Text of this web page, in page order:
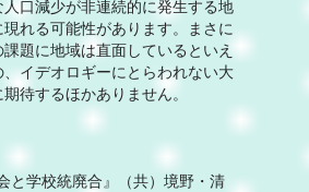
口減少が非連続的に発生する地
れる可能性があります。まさに
題に地域は直面しているといえ
、イデオロギーにとらわれない大
待するほかありません。
と学校統廃合』（共）境野・清